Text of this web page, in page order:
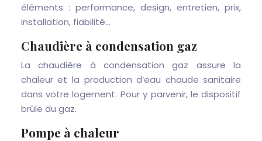
éléments : performance, design, entretien, prix,
installation, fiabilité…
Chaudière à condensation gaz
La chaudière à condensation gaz assure la
chaleur et la production d’eau chaude sanitaire
dans votre logement. Pour y parvenir, le dispositif
brûle du gaz.
Pompe à chaleur